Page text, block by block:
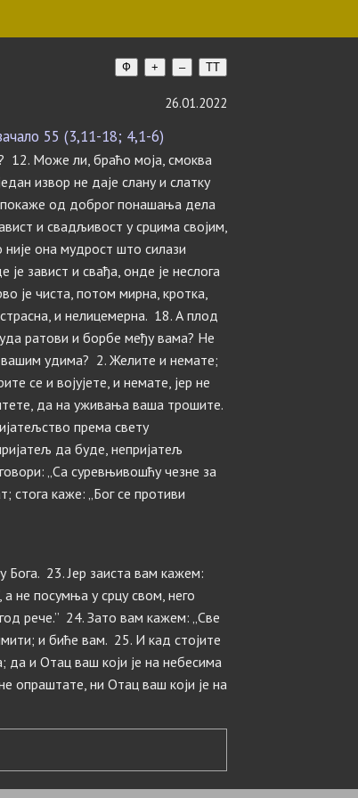
Ф + – TT
26.01.2022
55 (3,11-18; 4,1-6)
12. Може ли, браћо моја, смоква
извор не даје слану и слатку
од доброг понашања дела
и свадљивост у срцима својим,
она мудрост што силази
завист и свађа, онде је неслога
је чиста, потом мирна, кротка,
и нелицемерна. 18. А плод
ратови и борбе међу вама? Не
удима? 2. Желите и немате;
се и војујете, и немате, јер не
да на уживања ваша трошите.
према свету
да буде, непријатељ
„Са суревњивошћу чезне за
стога каже: „Бог се противи
Бога. 23. Јер заиста вам кажем:
а не посумња у срцу свом, него
рече.” 24. Зато вам кажем: „Све
и биће вам. 25. И кад стојите
да и Отац ваш који је на небесима
опраштате, ни Отац ваш који је на